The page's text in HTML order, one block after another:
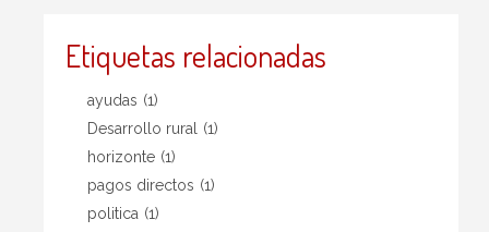
Etiquetas relacionadas
ayudas (1)
Desarrollo rural
(1)
horizonte (1)
pagos directos (1)
politica (1)